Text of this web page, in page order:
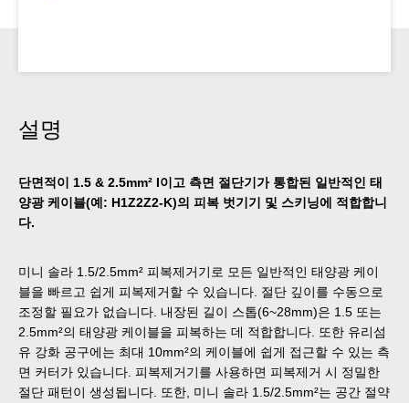
설명
단면적이 1.5 & 2.5mm² I이고 측면 절단기가 통합된 일반적인 태
양광 케이블(예: H1Z2Z2-K)의 피복 벗기기 및 스키닝에 적합합니
다.
미니 솔라 1.5/2.5mm² 피복제거기로 모든 일반적인 태양광 케이
블을 빠르고 쉽게 피복제거할 수 있습니다. 절단 깊이를 수동으로
조정할 필요가 없습니다. 내장된 길이 스톱(6~28mm)은 1.5 또는
2.5mm²의 태양광 케이블을 피복하는 데 적합합니다. 또한 유리섬
유 강화 공구에는 최대 10mm²의 케이블에 쉽게 접근할 수 있는 측
면 커터가 있습니다. 피복제거기를 사용하면 피복제거 시 정밀한
절단 패턴이 생성됩니다. 또한, 미니 솔라 1.5/2.5mm²는 공간 절약